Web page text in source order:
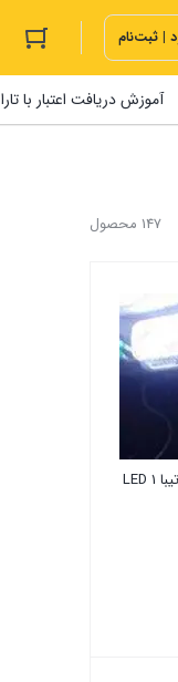
| ثبت‌نام
آموزش دریافت اعتبار با تارا
147 محصول
چراغ صندوق ساینا — تیبا 1 LED